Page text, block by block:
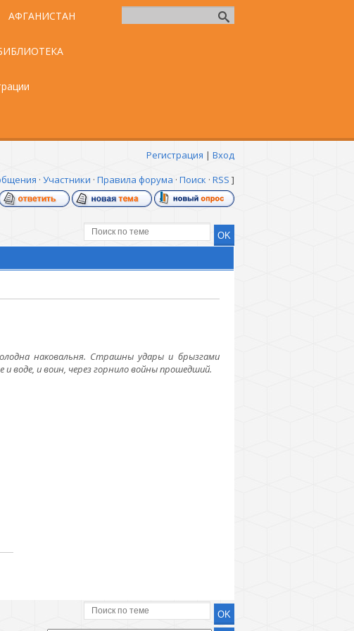
АФГАНИСТАН
Регистрация | Вход
· Участники · Правила форума · Поиск · RSS ]
наковальня. Страшны удары и брызгами
воде, и воин, через горнило войны прошедший.